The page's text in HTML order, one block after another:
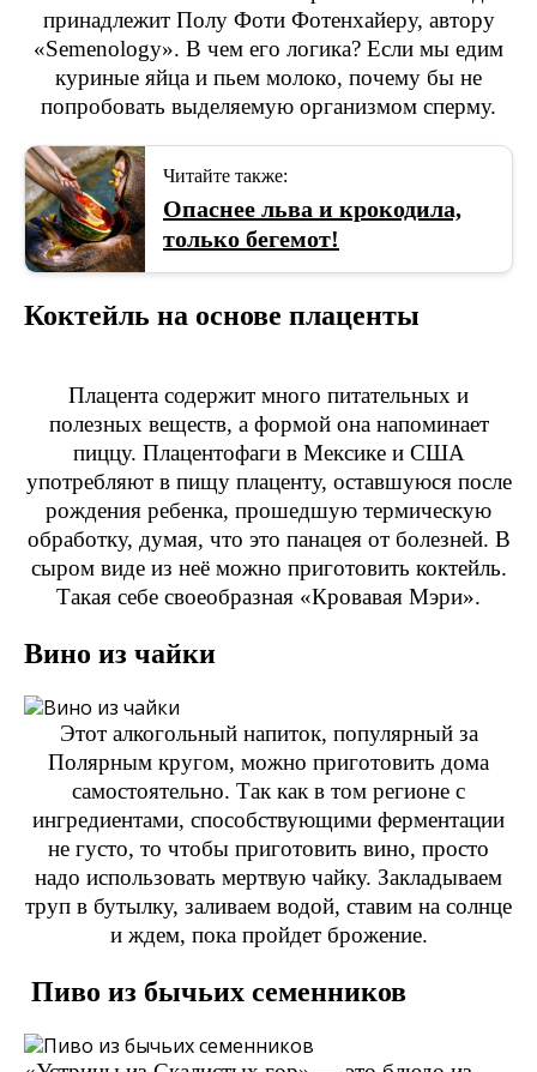
принадлежит Полу Фоти Фотенхайеру, автору
«Semenology». В чем его логика? Если мы едим
куриные яйца и пьем молоко, почему бы не
попробовать выделяемую организмом сперму.
Читайте также:
Опаснее льва и крокодила,
только бегемот!
Коктейль на основе плаценты
Плацента содержит много питательных и
полезных веществ, а формой она напоминает
пиццу. Плацентофаги в Мексике и США
употребляют в пищу плаценту, оставшуюся после
рождения ребенка, прошедшую термическую
обработку, думая, что это панацея от болезней. В
сыром виде из неё можно приготовить коктейль.
Такая себе своеобразная «Кровавая Мэри».
Вино из чайки
Этот алкогольный напиток, популярный за
Полярным кругом, можно приготовить дома
самостоятельно. Так как в том регионе с
ингредиентами, способствующими ферментации
не густо, то чтобы приготовить вино, просто
надо использовать мертвую чайку. Закладываем
труп в бутылку, заливаем водой, ставим на солнце
и ждем, пока пройдет брожение.
Пиво из бычьих семенников